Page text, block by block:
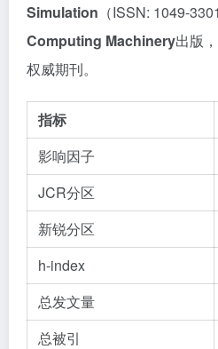
Simulation （ISSN: 1049-
Computing Machinery出版
权威期刊。
指标
影响因子
JCR分区
新锐分区
h-index
总发文量
总被引